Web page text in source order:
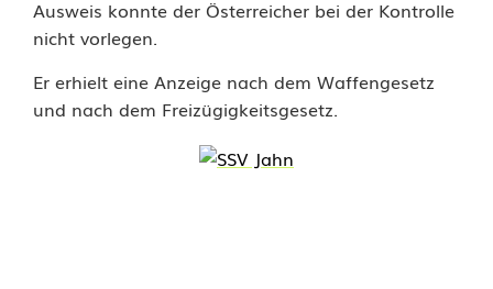
l
i
z
Ausweis konnte der Österreicher bei der Kontrolle
nicht vorlegen.
Er erhielt eine Anzeige nach dem Waffengesetz
und nach dem Freizügigkeitsgesetz.